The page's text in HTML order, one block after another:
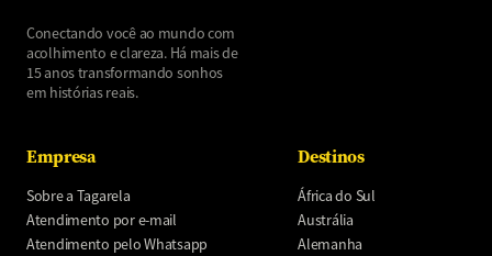
Conectando você ao mundo com
acolhimento e clareza. Há mais de
15 anos transformando sonhos
em histórias reais.
Empresa
Sobre a Tagarela
Atendimento por e-mail
Atendimento pelo Whatsapp
Destinos
África do Sul
Austrália
Alemanha